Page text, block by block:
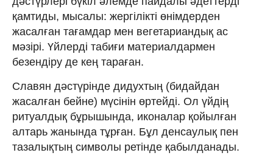
қамтиды, мысалы: жергілікті өнімдерден
жасалған тағамдар мен вегетариандық ас
мәзірі. Үйлерді табиғи материалдармен
безендіру де кең тараған.
Славян дәстүрінде дидухтың (бидайдан
жасалған бейне) мүсінін өртейді. Ол үйдің
ритуалдық бұрышында, иконалар қойылған
алтарь жанында тұрған. Бұл денсаулық пен
тазалықтың символы ретінде қабылданады.